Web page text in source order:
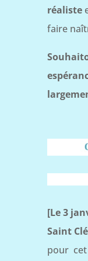
réaliste
faire
[Le 3
Saint
pour cet